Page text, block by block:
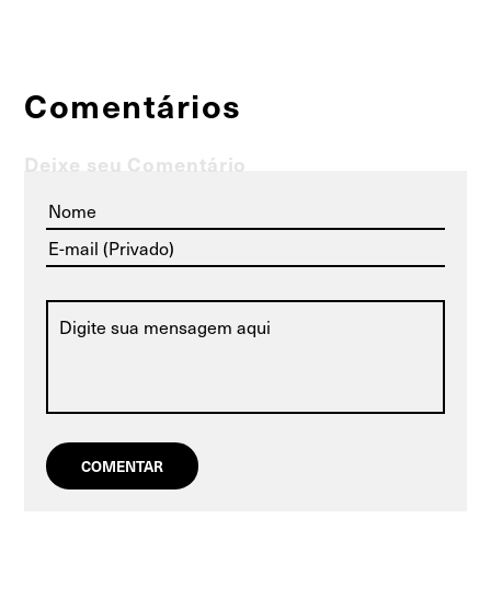
Comentários
Deixe seu Comentário